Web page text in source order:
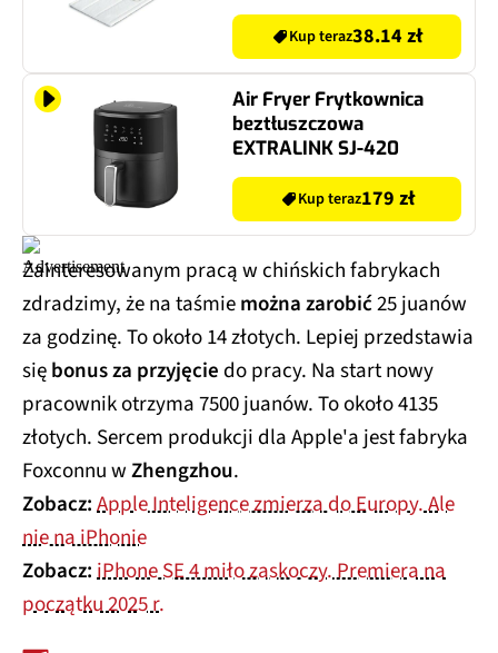
Kup teraz38.14 zł
Air Fryer Frytkownica
beztłuszczowa
EXTRALINK SJ-420
Kup teraz179 zł
Zainteresowanym pracą w chińskich fabrykach
zdradzimy, że na taśmiemożna zarobić25 juanów
za godzinę. To około 14 złotych. Lepiej przedstawia
siębonus za przyjęcie do pracy. Na start nowy
pracownik otrzyma 7500 juanów. To około 4135
złotych. Sercem produkcji dla Apple'a jest fabryka
Foxconnu wZhengzhou.
Zobacz:Apple Inteligence zmierza do Europy. Ale
nie na iPhonie
Zobacz:iPhone SE 4 miło zaskoczy. Premiera na
początku 2025 r.